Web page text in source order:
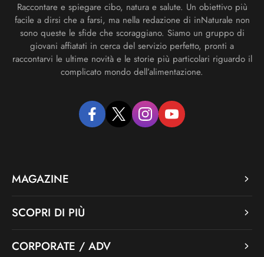
Raccontare e spiegare cibo, natura e salute. Un obiettivo più
facile a dirsi che a farsi, ma nella redazione di inNaturale non
sono queste le sfide che scoraggiano. Siamo un gruppo di
giovani affiatati in cerca del servizio perfetto, pronti a
raccontarvi le ultime novità e le storie più particolari riguardo il
complicato mondo dell’alimentazione.
facebooktwitter instagramyoutube
MAGAZINE
SCOPRI DI PIÙ
CORPORATE / ADV